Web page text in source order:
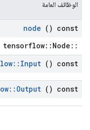
الوظائف العامة
node () const
::tensorflow::Node *
:: Input () const
:: Output () const